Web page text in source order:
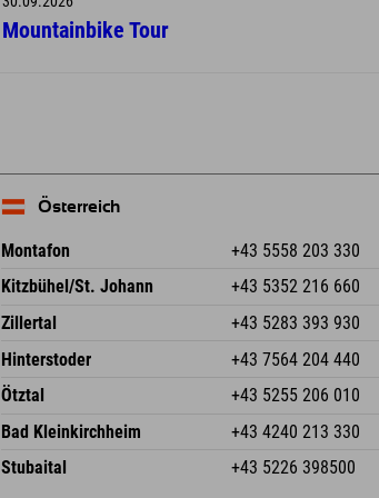
Mountainbike Tour
Österreich
Montafon +43 5558 203 330
Dorfstr. 127b
Österreich
Adresse speichern
Buchen
Kitzbühel/St. Johann +43 5352 216 660
Speckbacherstraße 87
Österreich
Adresse speichern
Buchen
Zillertal +43 5283 393 930
Schmiedau 2
Österreich
Adresse speichern
Buchen
Hinterstoder +43 7564 204 440
Freizeitpark 10
Österreich
Adresse speichern
Buchen
Ötztal +43 5255 206 010
Gscheat 14
Österreich
Adresse speichern
Buchen
Bad Kleinkirchheim +43 4240 213 330
Dorfstraße 24
Adresse speichern
Stubaital +43 5226 398500